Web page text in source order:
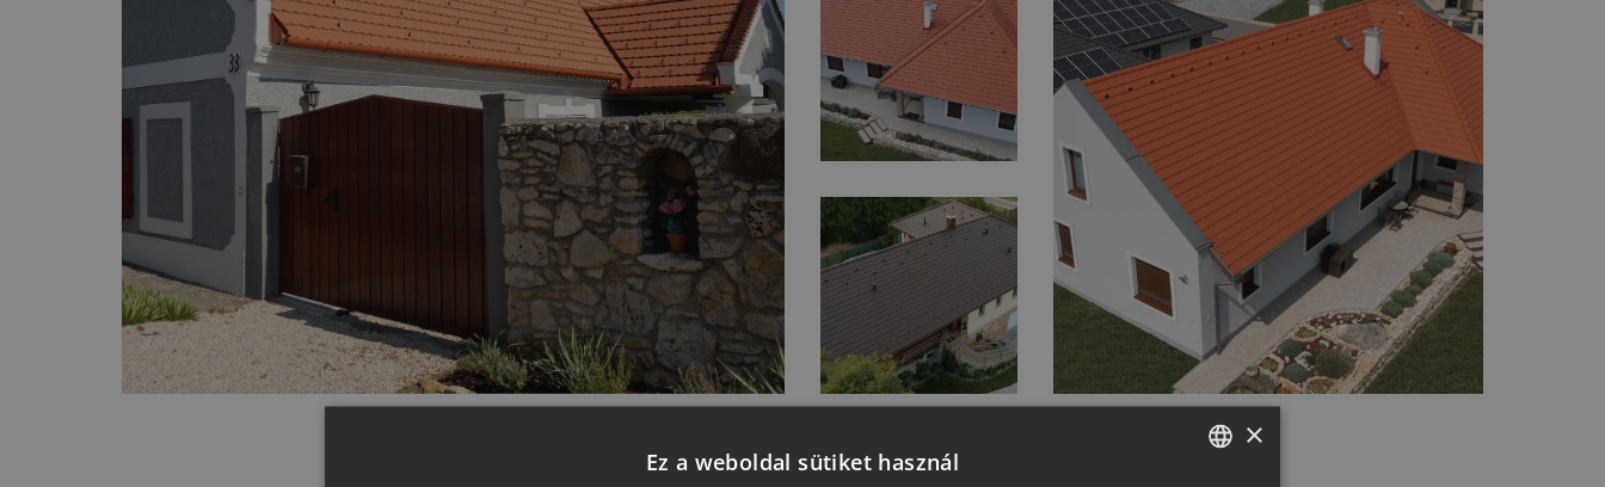
TOVÁBBI REFERENCIA KÉPEK
×
Ez a weboldal sütiket használ